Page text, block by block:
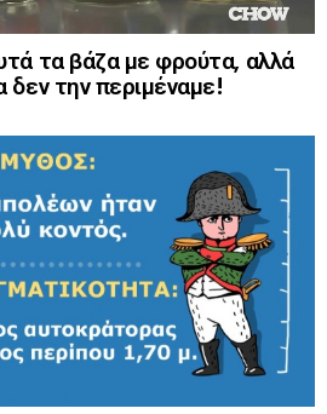
τα βάζα με φρούτα, αλλά
δεν την περιμέναμε!